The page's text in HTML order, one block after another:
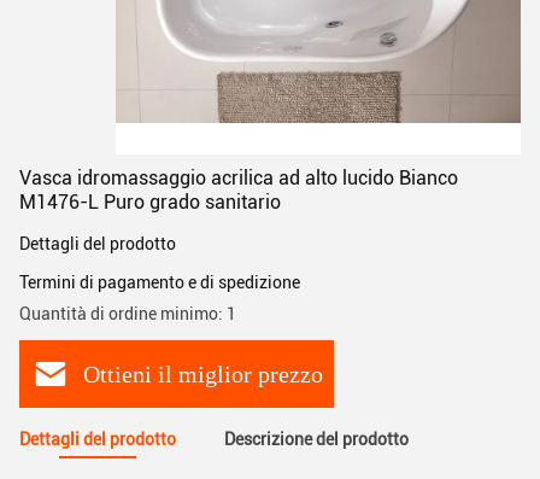
Vasca idromassaggio acrilica ad alto lucido Bianco
M1476-L Puro grado sanitario
Dettagli del prodotto
Termini di pagamento e di spedizione
Quantità di ordine minimo: 1
Ottieni il miglior prezzo
Dettagli del prodotto Descrizione del prodotto